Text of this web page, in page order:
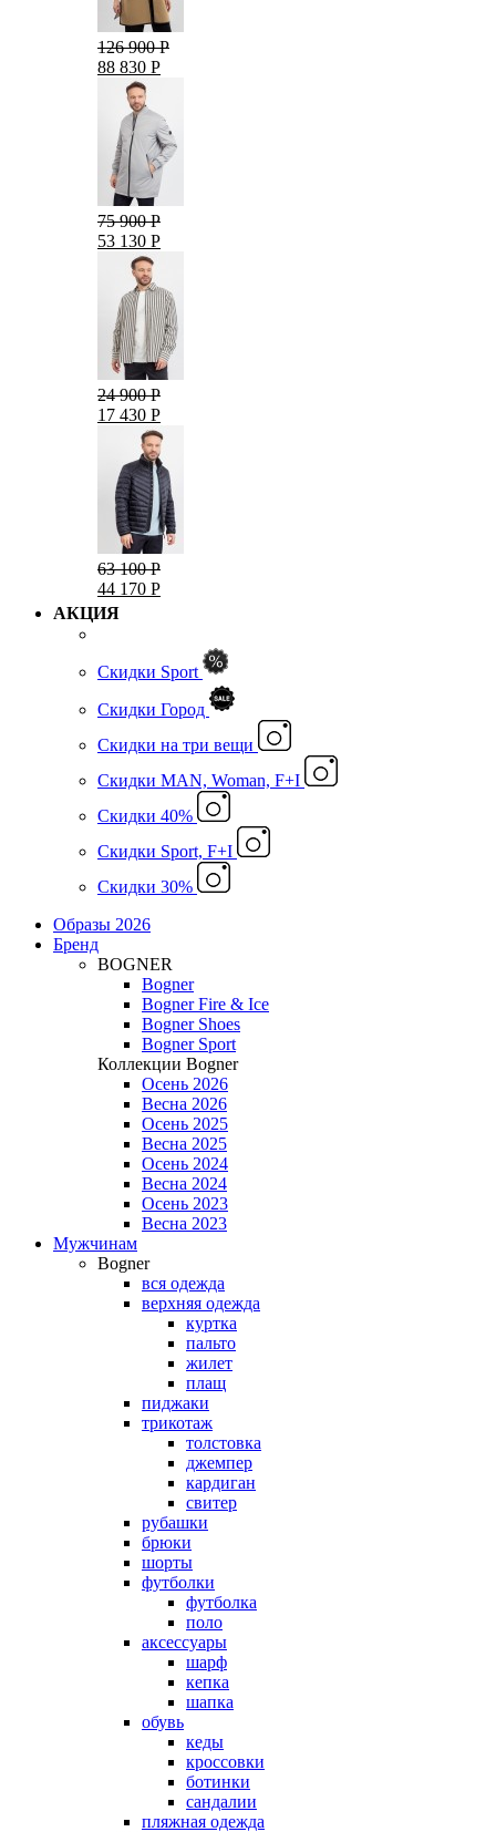
126 900 Р
88 830 Р
75 900 Р
53 130 Р
24 900 Р
17 430 Р
63 100 Р
44 170 Р
АКЦИЯ
Скидки Sport
Скидки Город
Cкидки на три вещи
Скидки MAN, Woman, F+I
Скидки 40%
Скидки Sport, F+I
Скидки 30%
Образы 2026
Бренд
BOGNER
Bogner
Bogner Fire & Ice
Bogner Shoes
Bogner Sport
Коллекции Bogner
Осень 2026
Весна 2026
Осень 2025
Весна 2025
Осень 2024
Весна 2024
Осень 2023
Весна 2023
Мужчинам
Bogner
вся одежда
верхняя одежда
куртка
пальто
жилет
плащ
пиджаки
трикотаж
толстовка
джемпер
кардиган
свитер
рубашки
брюки
шорты
футболки
футболка
поло
аксессуары
шарф
кепка
шапка
обувь
кеды
кроссовки
ботинки
сандалии
пляжная одежда